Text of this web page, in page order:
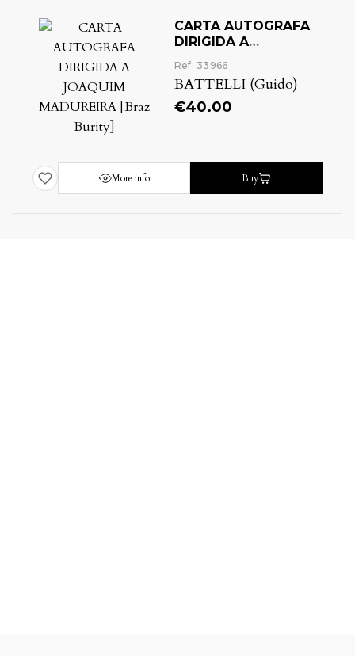
CARTA AUTOGRAFA
DIRIGIDA A
JOAQUIM
MADUREIRA [BRAZ
BURITY]
Ref: 33966
BATTELLI (Guido)
€40.00
More info Buy